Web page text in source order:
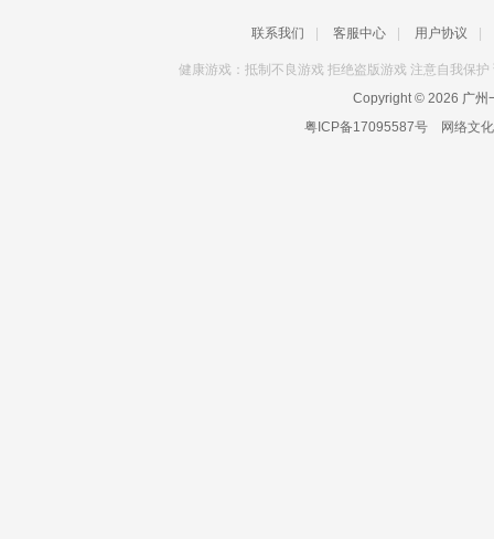
联系我们 客服中心 用户协议
健康游戏：抵制不良游戏 拒绝盗版游戏 注意自我保
Copyright © 2026 广州
粤ICP备17095587号
网络文